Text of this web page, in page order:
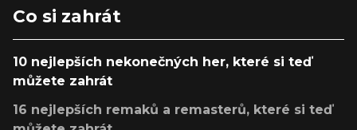
Co si zahrát
10 nejlepších nekonečných her, které si teď
můžete zahrát
16 nejlepších remaků a remasterů, které si teď